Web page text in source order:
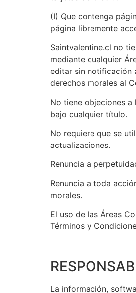
(I) Que contenga
página libremente
Saintvalentine.cl no
mediante cualquier
editar sin notificación
derechos morales al
No tiene objeciones
bajo cualquier título.
No requiere que se
actualizaciones.
Renuncia a
Renuncia a toda
morales.
El uso de las Áreas
Términos y
La información,